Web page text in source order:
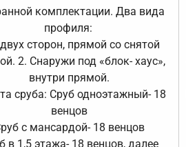
комплектации. Два вида
профиля:
сторон, прямой со снятой
2. Снаружи под «блок- хаус»,
внутри прямой.
сруба: Сруб одноэтажный- 18
венцов
с мансардой- 18 венцов
в 1,5 этажа- 18 венцов, далее